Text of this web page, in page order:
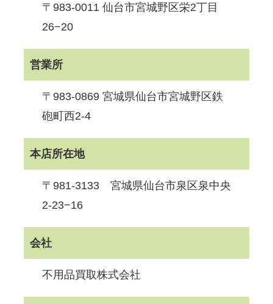
〒983-0011 仙台市宮城野区栄2丁目
26−20
営業所
〒983-0869 宮城県仙台市宮城野区鉄
砲町西2-4
本店所在地
〒981-3133 宮城県仙台市泉区泉中央
2-23−16
会社
不用品買取株式会社